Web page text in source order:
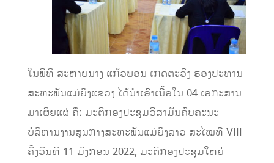
ໃນພິທີ ສະຫາຍນາງ ແກ້ວພອນ ເກດຕະວົງ ຮອງປະທານ
ສະຫະພັນແມ່ຍິງແຂວງ ໄດ້ນຳເອົາເນື້ອໃນ 04 ເອກະສານ
ມາເຜີຍແຜ່ ຄື: ມະຕິກອງປະຊຸມວິສາມັນຄົບຄະນະ
ບໍລິຫານງານສູນກາງສະຫະພັນແມ່ຍິງລາວ ສະໄໝທີ VIII
ຄັ້ງວັນທີ 11 ມັງກອນ 2022, ມະຕິກອງປະຊຸມໃຫຍ່